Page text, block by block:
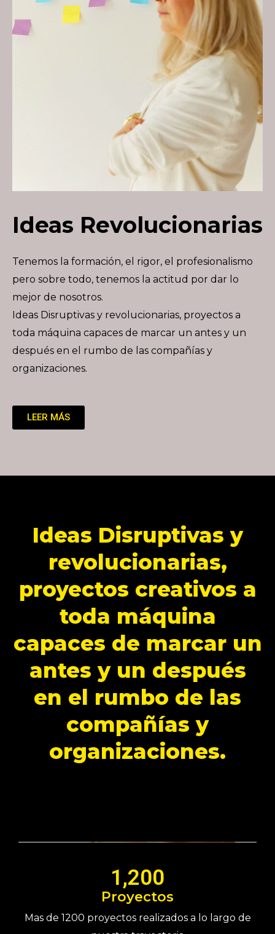
Ideas Revolucionarias
Tenemos la formación, el rigor, el profesionalismo
pero sobre todo, tenemos la actitud por dar lo
mejor de nosotros.
Ideas Disruptivas y revolucionarias, proyectos a
toda máquina capaces de marcar un antes y un
después en el rumbo de las compañías y
organizaciones.
LEER MÁS
Ideas Disruptivas y
revolucionarias,
proyectos creativos a
toda máquina
capaces de marcar un
antes y un después
en el rumbo de las
compañías y
organizaciones.
1,200
Proyectos
Mas de 1200 proyectos realizados a lo largo de